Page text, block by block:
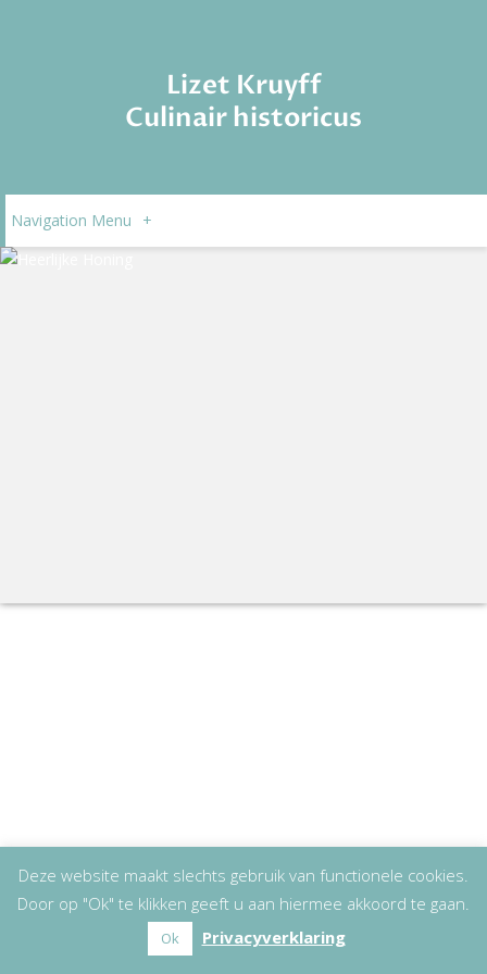
Lizet Kruyff
Culinair historicus
Navigation Menu +
Deze website maakt slechts gebruik van functionele cookies.
Door op "Ok" te klikken geeft u aan hiermee akkoord te gaan.
Ok Privacyverklaring